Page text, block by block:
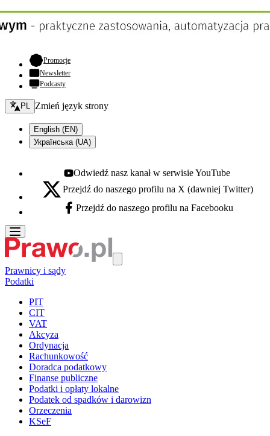
Promocje- otwiera się w nowej karcie
Newsletter
Podcasty
Zmień język - bieżący:
PL Zmień język strony
English (EN)
Українська (UA)
Youtube - otwiera się w nowej karcie
Odwiedź nasz kanał w serwisie YouTube
X - otwiera się w nowej karcie
Przejdź do naszego profilu na X (dawniej Twitter)
Facebook - otwiera się w nowej karcie
Przejdź do naszego profilu na Facebooku
Prawnicy i sądy
Podatki
PIT
CIT
VAT
Akcyza
Ordynacja
Rachunkowość
Doradca podatkowy
Finanse publiczne
Podatki i opłaty lokalne
Podatek od spadków i darowizn
Orzeczenia
KSeF